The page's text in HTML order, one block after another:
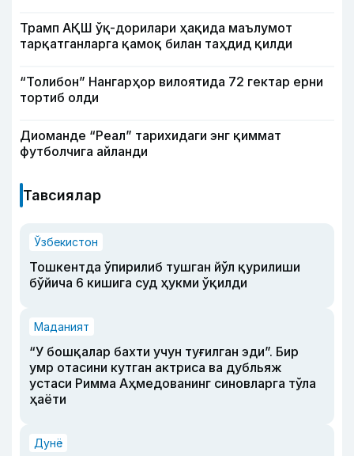
Трамп АҚШ ўқ-дорилари ҳақида маълумот
тарқатганларга қамоқ билан таҳдид қилди
“Толибон” Нангарҳор вилоятида 72 гектар ерни
тортиб олди
Диоманде “Реал” тарихидаги энг қиммат
футболчига айланди
Тавсиялар
Ўзбекистон
Тошкентда ўпирилиб тушган йўл қурилиши
бўйича 6 кишига суд ҳукми ўқилди
Маданият
“У бошқалар бахти учун туғилган эди”. Бир
умр отасини кутган актриса ва дубльяж
устаси Римма Аҳмедованинг синовларга тўла
ҳаёти
Дунё